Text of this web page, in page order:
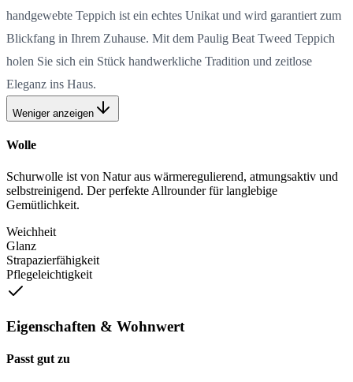
handgewebte Teppich ist ein echtes Unikat und wird garantiert zum
Blickfang in Ihrem Zuhause. Mit dem Paulig Beat Tweed Teppich
holen Sie sich ein Stück handwerkliche Tradition und zeitlose
Eleganz ins Haus.
Weniger anzeigen
Wolle
Schurwolle ist von Natur aus wärmeregulierend, atmungsaktiv und
selbstreinigend. Der perfekte Allrounder für langlebige
Gemütlichkeit.
Weichheit
Glanz
Strapazierfähigkeit
Pflegeleichtigkeit
Eigenschaften & Wohnwert
Passt gut zu